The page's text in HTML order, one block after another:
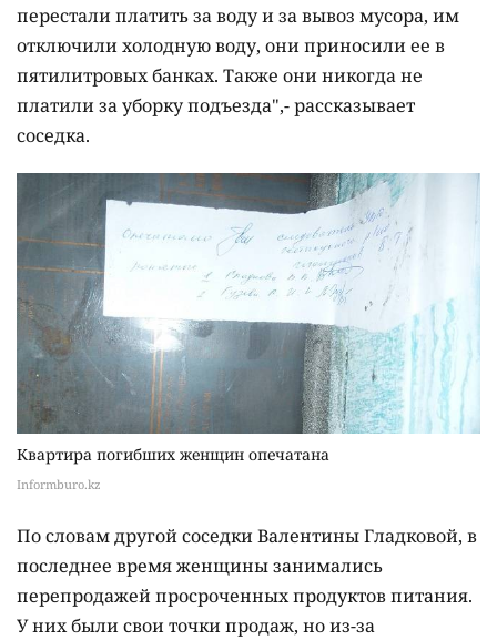
перестали платить за воду и за вывоз мусора, им
отключили холодную воду, они приносили ее в
пятилитровых банках. Также они никогда не
платили за уборку подъезда",- рассказывает
соседка.
Informburo.kz
Квартира погибших женщин опечатана
По словам другой соседки Валентины Гладковой, в
последнее время женщины занимались
перепродажей просроченных продуктов питания.
У них были свои точки продаж, но из-за